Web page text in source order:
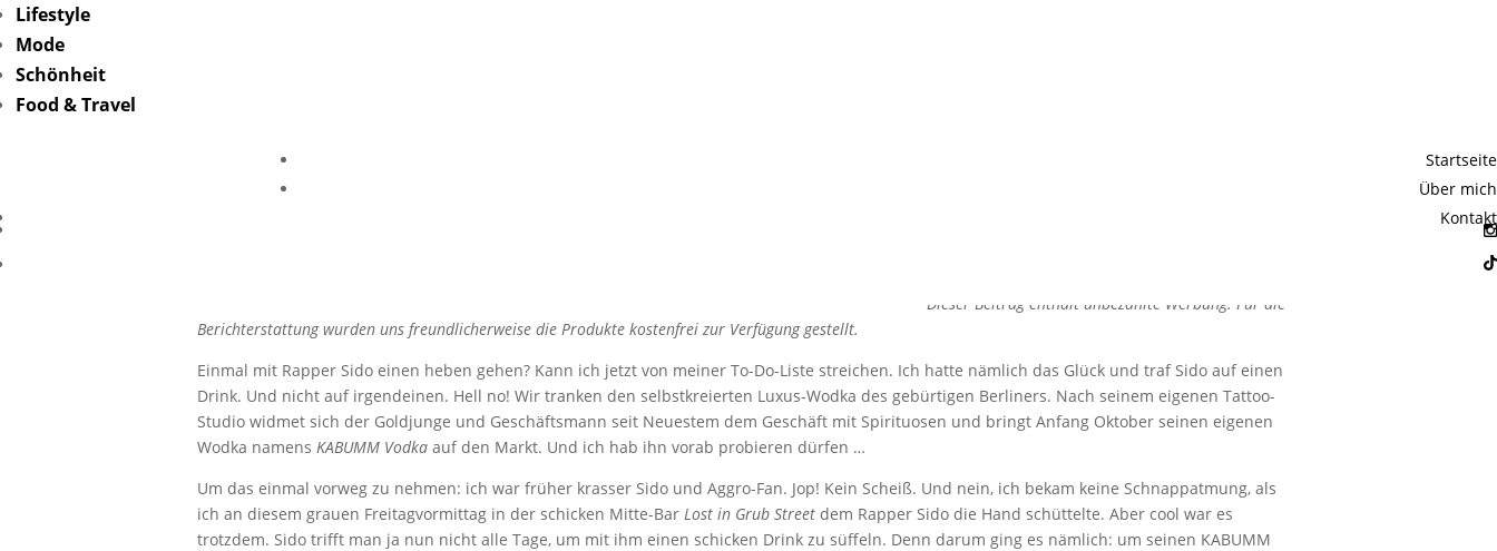
Lifestyle
Mode
Schönheit
Food & Travel
Startseite
Über mich
Kontakt
Dieser Beitrag enthält unbezahlte Werbung. Für die
Berichterstattung wurden uns freundlicherweise die Produkte kostenfrei zur Verfügung gestellt.
Einmal mit Rapper Sido einen heben gehen? Kann ich jetzt von meiner To-Do-Liste streichen. Ich hatte nämlich das Glück und traf Sido auf einen
Drink. Und nicht auf irgendeinen. Hell no! Wir tranken den selbstkreierten Luxus-Wodka des gebürtigen Berliners. Nach seinem eigenen Tattoo-
Studio widmet sich der Goldjunge und Geschäftsmann seit Neuestem dem Geschäft mit Spirituosen und bringt Anfang Oktober seinen eigenen
Wodka namens KABUMM Vodka auf den Markt. Und ich hab ihn vorab probieren dürfen …
Um das einmal vorweg zu nehmen: ich war früher krasser Sido und Aggro-Fan. Jop! Kein Scheiß. Und nein, ich bekam keine Schnappatmung, als
ich an diesem grauen Freitagvormittag in der schicken Mitte-Bar Lost in Grub Street dem Rapper Sido die Hand schüttelte. Aber cool war es
trotzdem. Sido trifft man ja nun nicht alle Tage, um mit ihm einen schicken Drink zu süffeln. Denn darum ging es nämlich: um seinen KABUMM